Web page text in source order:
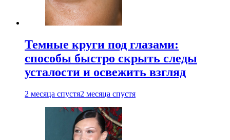
Темные круги под глазами:
способы быстро скрыть следы
усталости и освежить взгляд
2 месяца спустя2 месяца спустя